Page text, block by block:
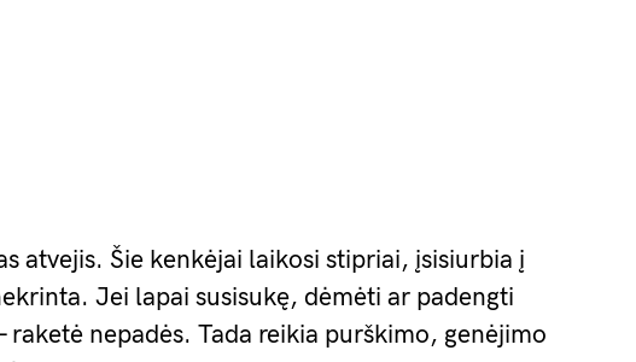
atvejis. Šie kenkėjai laikosi stipriai, įsisiurbia į
Jei lapai susisukę, dėmėti ar padengti
nepadės. Tada reikia purškimo, genėjimo